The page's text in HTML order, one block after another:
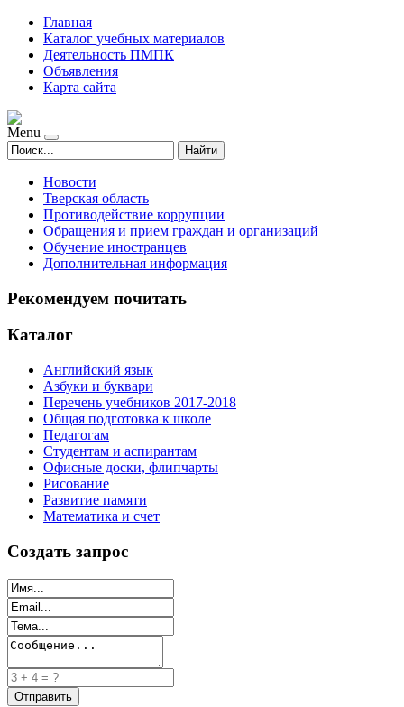
Главная
Каталог учебных материалов
Деятельность ПМПК
Объявления
Карта сайта
Menu
Найти
Новости
Тверская область
Противодействие коррупции
Обращения и прием граждан и организаций
Обучение иностранцев
Дополнительная информация
Рекомендуем почитать
Каталог
Английский язык
Азбуки и буквари
Перечень учебников 2017-2018
Общая подготовка к школе
Педагогам
Студентам и аспирантам
Офисные доски, флипчарты
Рисование
Развитие памяти
Математика и счет
Создать запрос